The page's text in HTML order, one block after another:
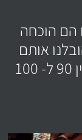
הם הוכחה
אותם
מכישלונות להצלחה מסחררת בין 90 ל- 100